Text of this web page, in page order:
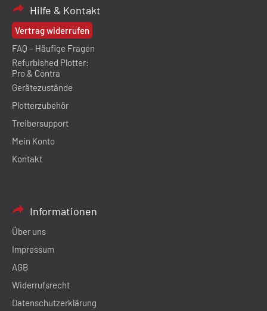
Hilfe & Kontakt
Vertrag widerrufen
FAQ – Häufige Fragen
Refurbished Plotter:
Pro & Contra
Gerätezustände
Plotterzubehör
Treibersupport
Mein Konto
Kontakt
Informationen
Über uns
Impressum
AGB
Widerrufsrecht
Datenschutzerklärung